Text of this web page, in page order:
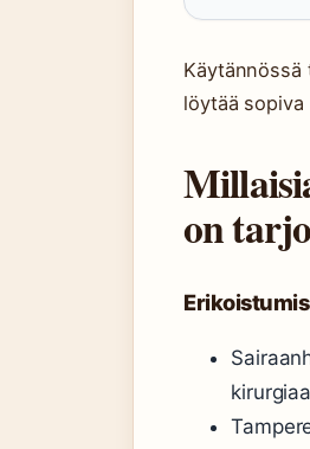
Käytännössä
löytää sopiva
on